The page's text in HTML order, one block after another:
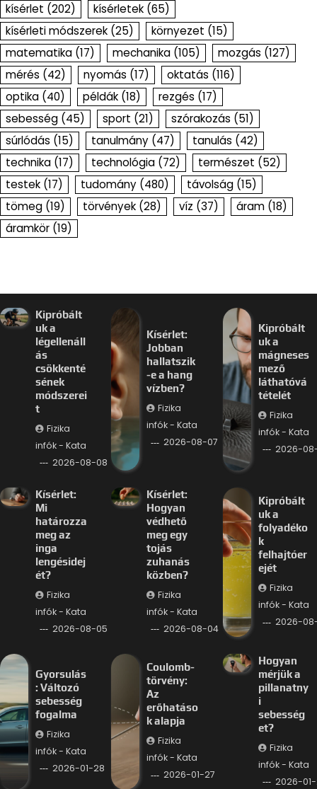
kísérlet (202) kísérletek (65)
kísérleti módszerek (25) környezet (15)
matematika (17) mechanika (105) mozgás (127)
mérés (42) nyomás (17) oktatás (116)
optika (40) példák (18) rezgés (17)
sebesség (45) sport (21) szórakozás (51)
súrlódás (15) tanulmány (47) tanulás (42)
technika (17) technológia (72) természet (52)
testek (17) tudomány (480) távolság (15)
tömeg (19) törvények (28) víz (37) áram (18)
áramkör (19)
Kipróbált
uk a
légellenáll
ás
csökkenté
sének
módszerei
t
Fizika
infók - Kata
2026-08-08
Kísérlet:
Jobban
hallatszik
-e a hang
vízben?
Fizika
infók - Kata
2026-08-07
Kipróbált
uk a
mágneses
mező
láthatóvá
tételét
Fizika
infók - Kata
2026-
Kísérlet:
Mi
határozza
meg az
inga
lengésidej
ét?
Fizika
infók - Kata
2026-08-05
Kísérlet:
Hogyan
védhető
meg egy
tojás
zuhanás
közben?
Fizika
infók - Kata
2026-08-04
Kipróbált
uk a
folyadéko
k
felhajtóer
ejét
Fizika
infók - Kata
2026-
Gyorsulás
: Változó
sebesség
fogalma
Fizika
infók - Kata
2026-01-28
Coulomb-
törvény:
Az
erőhatáso
k alapja
Fizika
infók - Kata
2026-01-27
Hogyan
mérjük a
pillanatny
i
sebesség
et?
Fizika
infók - Kata
2026-